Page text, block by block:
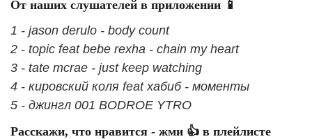
От наших слушателей в приложении 📱
1 - jason derulo - body count
2 - topic feat bebe rexha - chain my heart
3 - tate mcrae - just keep watching
4 - кировский коля feat хабиб - моменты
5 - джингл 001 BODROE YTRO
Расскажи, что нравится - жми 👍 в плейлисте